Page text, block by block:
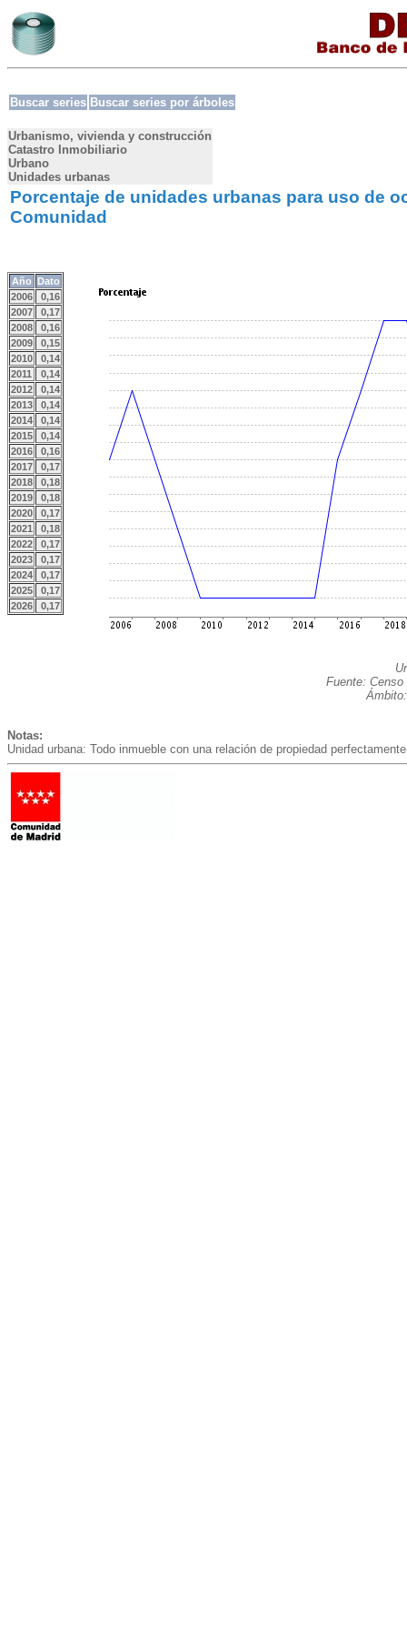
Buscar series Buscar series por árboles
Urbanismo, vivienda y construcción
Catastro Inmobiliario
Urbano
Unidades urbanas
Porcentaje de unidades urbanas para uso de
Comunidad
Año Dato
2006
0,16
2007
0,17
2008
0,16
2009
0,15
2010
0,14
2011
0,14
2012
0,14
2013
0,14
2014
0,14
2015
0,14
2016
0,16
2017
0,17
2018
0,18
2019
0,18
2020
0,17
2021
0,18
2022
0,17
2023
0,17
2024
0,17
2025
0,17
2026
0,17
Fuente:
Notas:
Unidad urbana: Todo inmueble con una relación de propiedad